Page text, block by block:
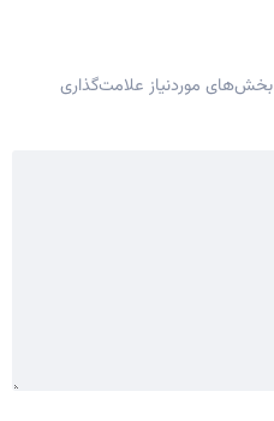
بخش‌های موردنیاز علامت‌گذاری